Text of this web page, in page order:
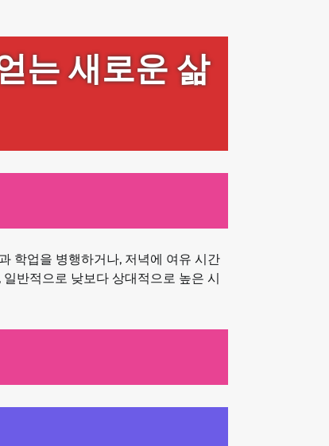
는 새로운 삶
학업을 병행하거나, 저녁에 여유 시간
반적으로 낮보다 상대적으로 높은 시